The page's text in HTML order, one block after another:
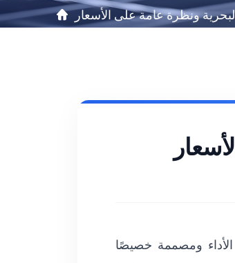
ونظرة عامة على الأسعار
ومصممة خصيصًا